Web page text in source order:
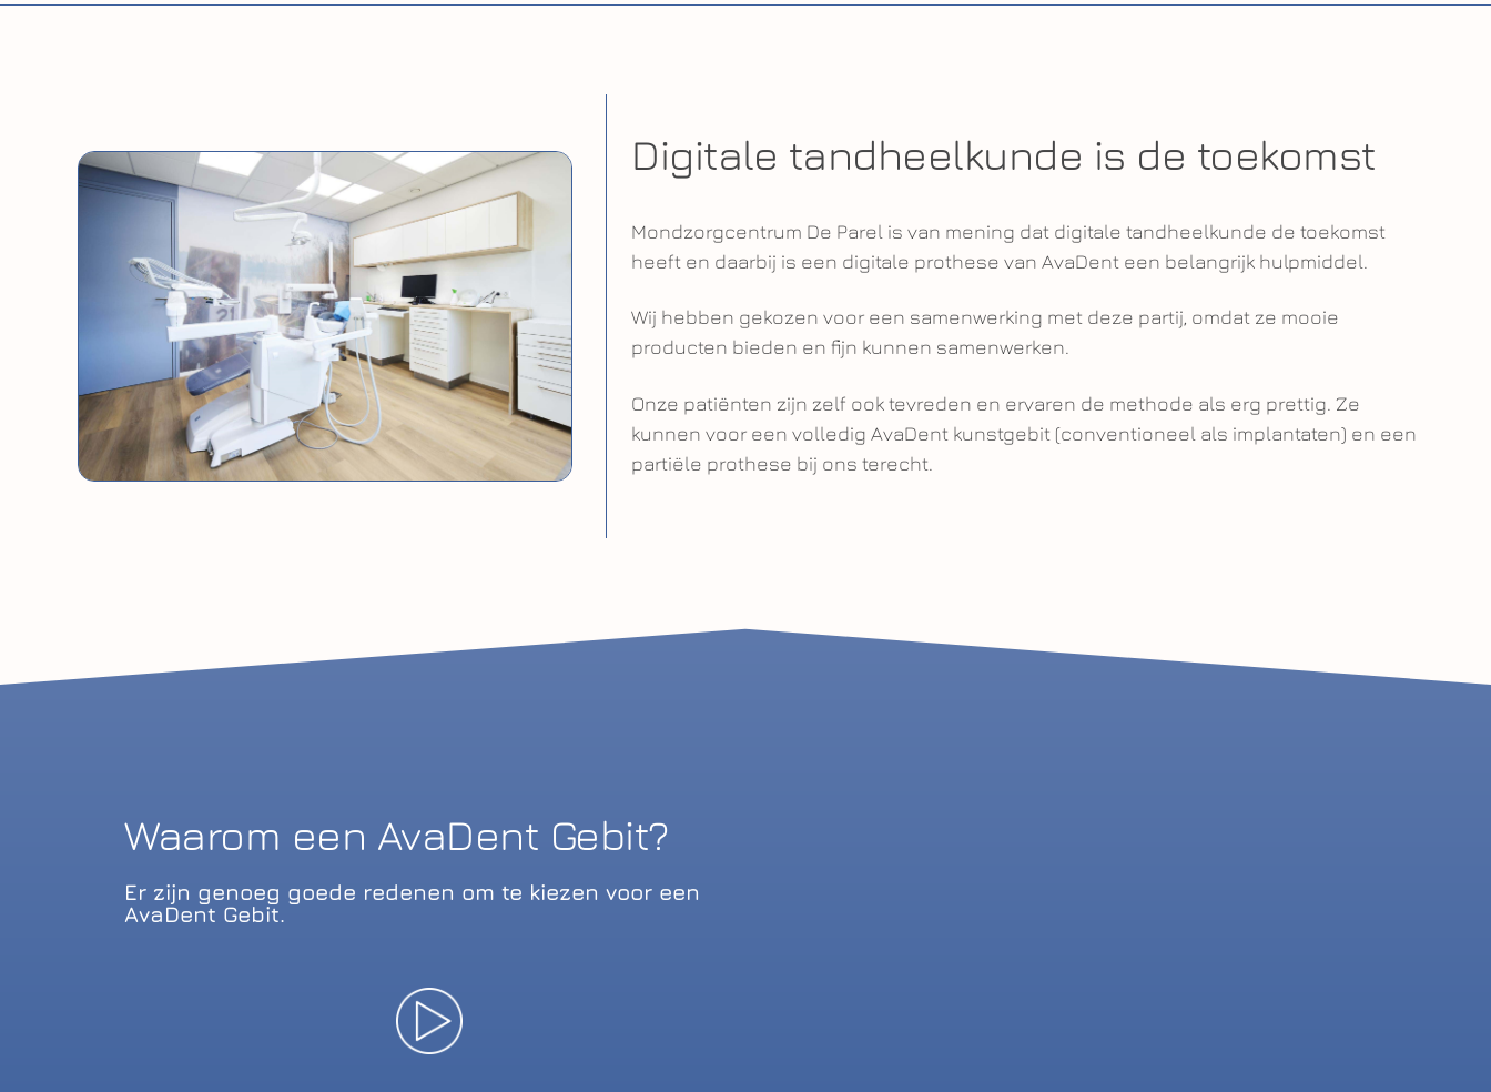
Digitale tandheelkunde is de toekomst
Mondzorgcentrum De Parel is van mening dat digitale tandheelkunde de toekomst
heeft en daarbij is een digitale prothese van AvaDent een belangrijk hulpmiddel.
Wij hebben gekozen voor een samenwerking met deze partij, omdat ze mooie
producten bieden en fijn kunnen samenwerken.
Onze patiënten zijn zelf ook tevreden en ervaren de methode als erg prettig. Ze
kunnen voor een volledig AvaDent kunstgebit (conventioneel als implantaten) en een
partiële prothese bij ons terecht.
Waarom een AvaDent Gebit?
Er zijn genoeg goede redenen om te kiezen voor een
AvaDent Gebit.